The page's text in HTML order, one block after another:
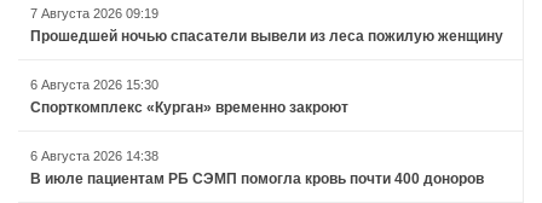
7 Августа 2026 09:19
Прошедшей ночью спасатели вывели из леса пожилую женщину
6 Августа 2026 15:30
Спорткомплекс «Курган» временно закроют
6 Августа 2026 14:38
В июле пациентам РБ СЭМП помогла кровь почти 400 доноров